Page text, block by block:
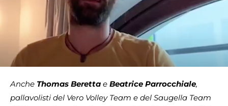
Anche Thomas Beretta e Beatrice Parrocchiale,
pallavolisti del Vero Volley Team e del Saugella Team